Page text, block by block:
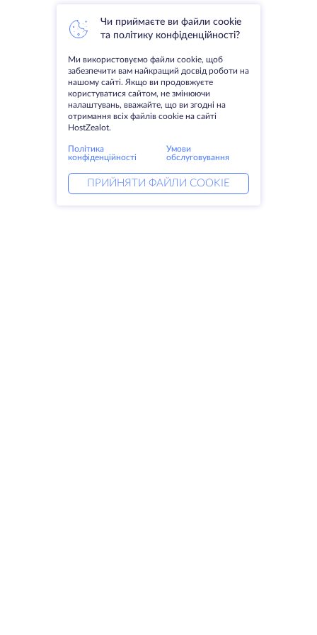
Чи приймаєте ви файли cookie
та політику конфіденційності?
Ми використовуємо файли cookie, щоб
забезпечити вам найкращий досвід роботи на
нашому сайті. Якщо ви продовжуєте
користуватися сайтом, не змінюючи
налаштувань, вважайте, що ви згодні на
отримання всіх файлів cookie на сайті
HostZealot.
Політика
конфіденційності
Умови
обслуговування
ПРИЙНЯТИ ФАЙЛИ COOKIE